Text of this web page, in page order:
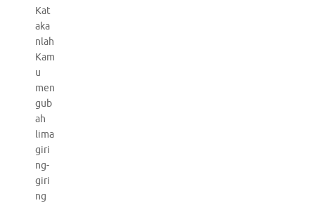
Kat
aka
nlah
Kam
u
men
gub
ah
lima
giri
ng-
giri
ng